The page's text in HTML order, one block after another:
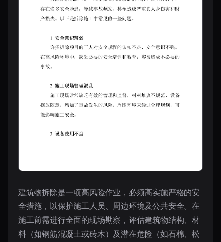
建筑物拆除是一项高风险作业，必须高实施严格的安
全措施，以保护施工人员、周边环境及公共安全。在
施工前需进行全面的现场勘察，评估建筑物结构、材
料（如钢筋混凝土或砖木）及潜在危险（如石棉、松